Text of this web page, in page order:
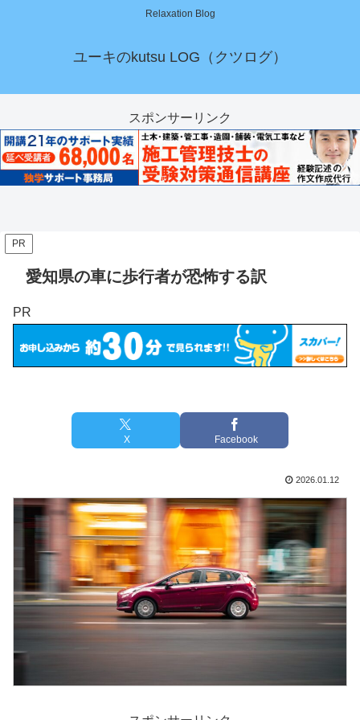
Relaxation Blog
ユーキのkutsu LOG（クツログ）
スポンサーリンク
PR
愛知県の車に歩行者が恐怖する訳
PR
X Facebook
2026.01.12